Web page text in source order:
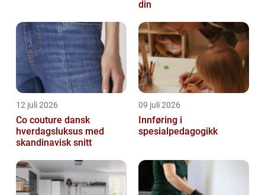
din
12 juli 2026
Co couture dansk
hverdagsluksus med
skandinavisk snitt
09 juli 2026
Innføring i
spesialpedagogikk